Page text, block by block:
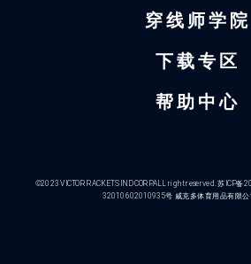
穿线师学院
下载专区
帮助中心
©2023 VICTOR RACKETS IND CORP.ALL right reserved.苏ICP备
32010602010935号 威克多体育用品有限